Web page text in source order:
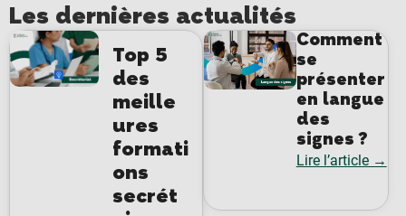
Les dernières actualités
Top 5
des
meille
ures
formati
ons
secrét
Comment
se
présenter
en langue
des
signes ?
Lire l’article →